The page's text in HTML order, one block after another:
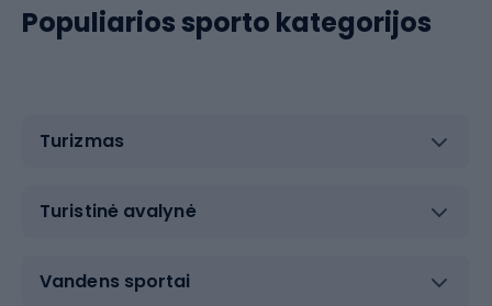
Populiarios sporto kategorijos
Turizmas
Turistinė avalynė
Vandens sportai